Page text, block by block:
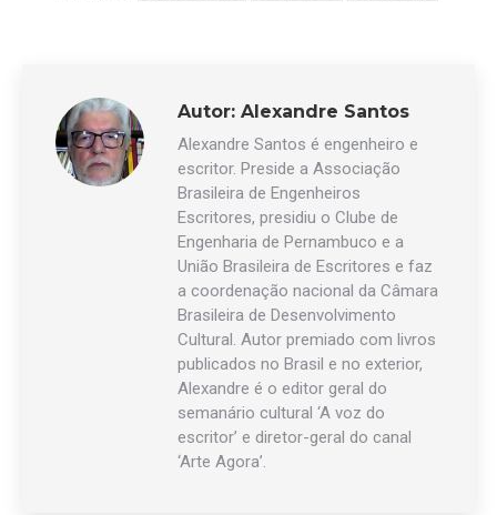
Autor: Alexandre Santos
Alexandre Santos é engenheiro e
escritor. Preside a Associação
Brasileira de Engenheiros
Escritores, presidiu o Clube de
Engenharia de Pernambuco e a
União Brasileira de Escritores e faz
a coordenação nacional da Câmara
Brasileira de Desenvolvimento
Cultural. Autor premiado com livros
publicados no Brasil e no exterior,
Alexandre é o editor geral do
semanário cultural ‘A voz do
escritor’ e diretor-geral do canal
‘Arte Agora’.